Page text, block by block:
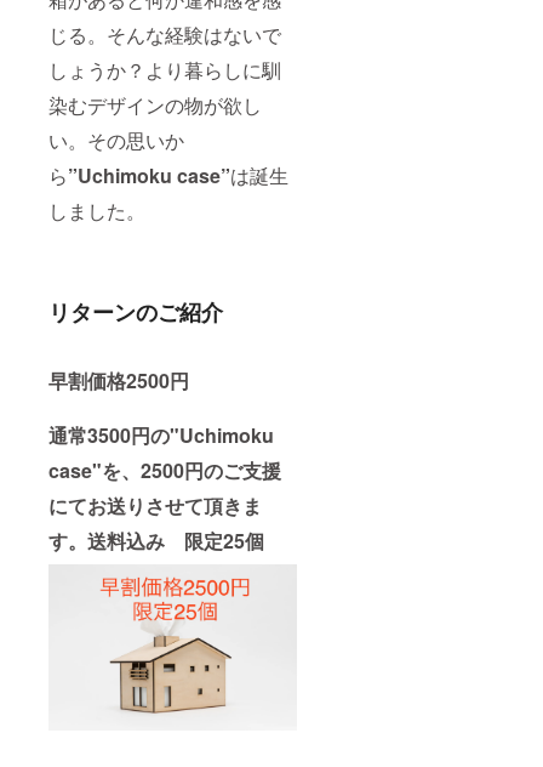
じる。そんな経験はないで
しょうか？より暮らしに馴
染むデザインの物が欲し
い。その思いか
ら”Uchimoku case”は誕生
しました。
リターンのご紹介
早割価格2500円
通常3500円の"Uchimoku
case"を、 2500円のご支援
にてお送りさせて頂きま
す。送料込み 限定25個